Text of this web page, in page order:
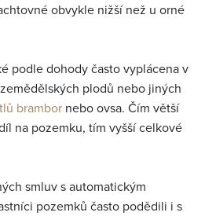
obvykle nižší než u orné
podle dohody často vyplácena v
plodů nebo jiných
brambor nebo ovsa. Čím větší
na pozemku, tím vyšší celkové
smluv s automatickým
pozemků často podědili i s